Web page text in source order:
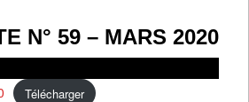
N° 59 – MARS 2020
Télécharger